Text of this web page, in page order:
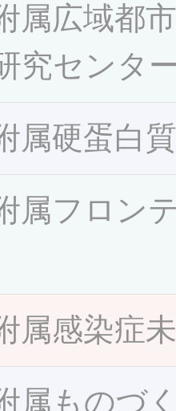
属広域都
究センタ
属硬蛋白
属フロン
属感染症
属ものづ